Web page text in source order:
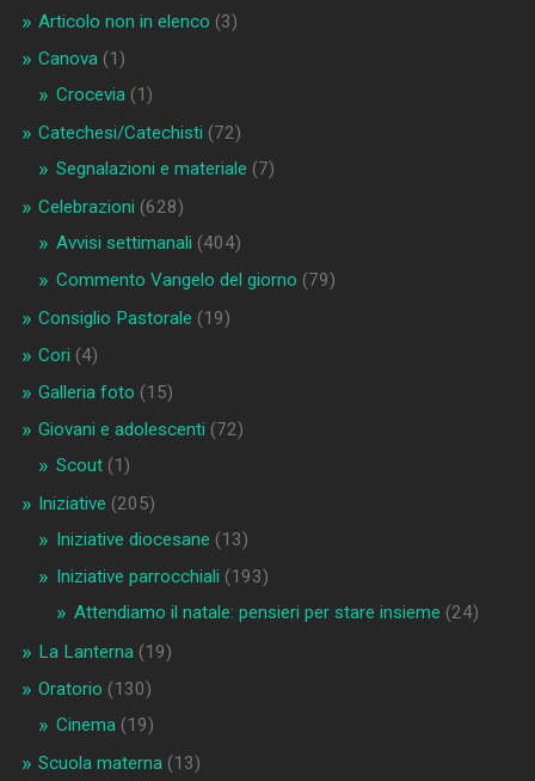
Articolo non in elenco (3)
Canova (1)
Crocevia (1)
Catechesi/Catechisti (72)
Segnalazioni e materiale (7)
Celebrazioni (628)
Avvisi settimanali (404)
Commento Vangelo del giorno (79)
Consiglio Pastorale (19)
Cori (4)
Galleria foto (15)
Giovani e adolescenti (72)
Scout(1)
Iniziative (205)
Iniziative diocesane (13)
Iniziative parrocchiali (193)
Attendiamo il natale: pensieri per stare insieme (24)
La Lanterna (19)
Oratorio (130)
Cinema (19)
Scuola materna (13)